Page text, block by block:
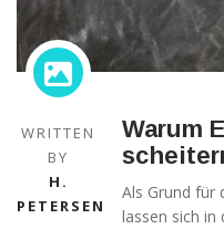
WRITTEN
BY
H.
PETERSEN
Warum
Als Grund für
lassen sich in